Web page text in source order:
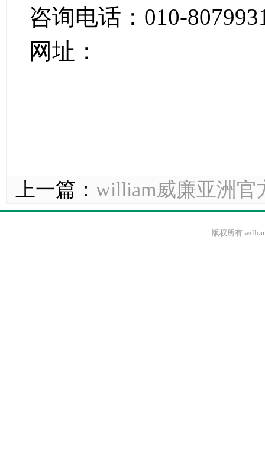
咨询电话： 010-
网址：
上一篇： william威廉亚洲官
版权所有